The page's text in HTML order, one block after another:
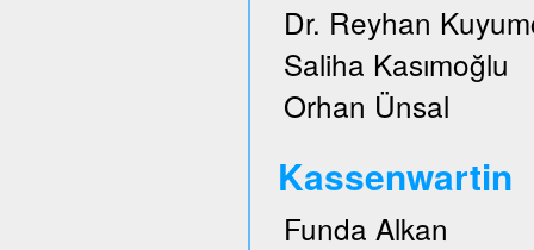
Dr. Reyhan
Saliha Kasımoğlu
Orhan Ünsal
Kassenwartin
Funda Alkan